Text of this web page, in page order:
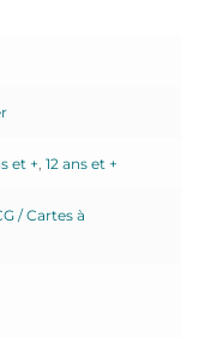
et +, 12 ans et +
/ Cartes à